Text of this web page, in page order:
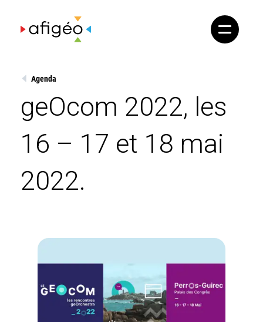
content
Agenda
geOcom 2022, les
16 – 17 et 18 mai
2022.